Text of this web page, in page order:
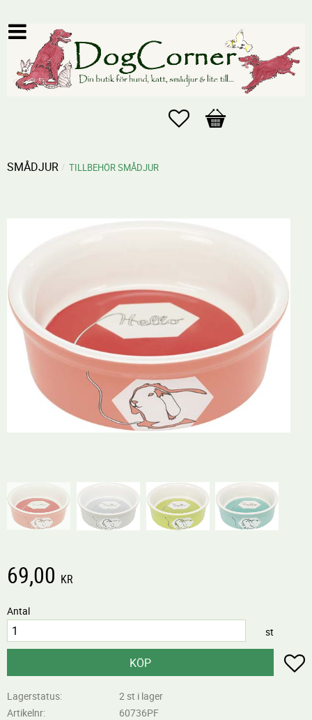
Favoriter
Kundvagn
SMÅDJUR TILLBEHÖR SMÅDJUR
69,00 KR
Antal
st
KÖP
Lagerstatus
2 st i lager
Artikelnr
60736PF